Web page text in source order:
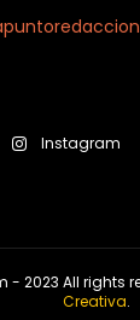
Instagram
2023 All rights
Creativa.